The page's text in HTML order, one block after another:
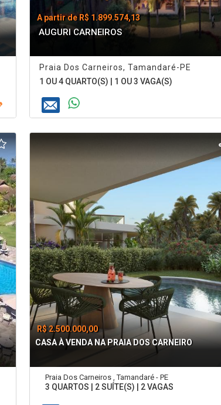
A partir de R$ 1.899.574,13
AUGURI CARNEIROS
Praia Dos Carneiros, Tamandaré-PE
1 OU 4 QUARTO(S) | 1 OU 3 VAGA(S)
R$ 2.500.000,00
CASA À VENDA NA PRAIA DOS CARNEIRO
Praia Dos Carneiros , Tamandaré - PE
3 QUARTOS | 2 SUÍTE(S) | 2 VAGAS